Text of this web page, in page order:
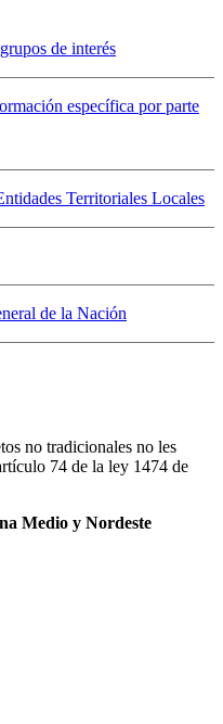
de interés
específica por parte
Territoriales Locales
de la Nación
no tradicionales no les
74 de la ley 1474 de
Medio y Nordeste